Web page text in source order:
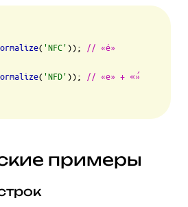
( 'NFC' ));
// «é»
( 'NFD' ));
// «e» + «́»
примеры